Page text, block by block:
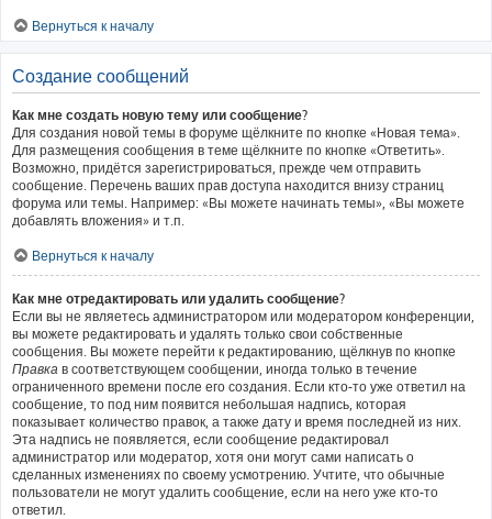
Вернуться к началу
Создание сообщений
Как мне создать новую тему или сообщение?
Для создания новой темы в форуме щёлкните по кнопке «Новая тема».
Для размещения сообщения в теме щёлкните по кнопке «Ответить».
Возможно, придётся зарегистрироваться, прежде чем отправить
сообщение. Перечень ваших прав доступа находится внизу страниц
форума или темы. Например: «Вы можете начинать темы», «Вы можете
добавлять вложения» и т.п.
Вернуться к началу
Как мне отредактировать или удалить сообщение?
Если вы не являетесь администратором или модератором конференции,
вы можете редактировать и удалять только свои собственные
сообщения. Вы можете перейти к редактированию, щёлкнув по кнопке
Правка в соответствующем сообщении, иногда только в течение
ограниченного времени после его создания. Если кто-то уже ответил на
сообщение, то под ним появится небольшая надпись, которая
показывает количество правок, а также дату и время последней из них.
Эта надпись не появляется, если сообщение редактировал
администратор или модератор, хотя они могут сами написать о
сделанных изменениях по своему усмотрению. Учтите, что обычные
пользователи не могут удалить сообщение, если на него уже кто-то
ответил.